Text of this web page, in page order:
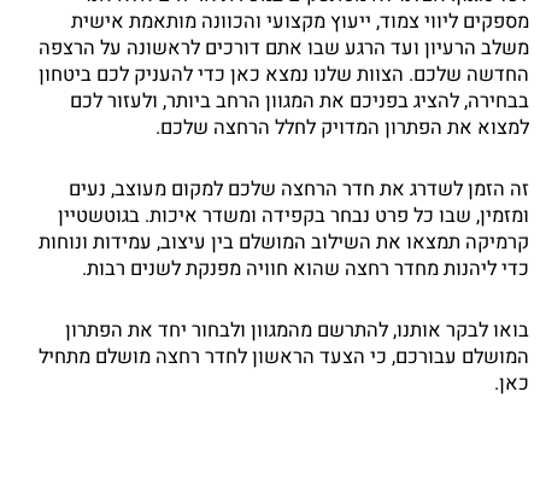
מספקים ליווי צמוד, ייעוץ מקצועי והכוונה מותאמת אישית
משלב הרעיון ועד הרגע שבו אתם דורכים לראשונה על הרצפה
החדשה שלכם. הצוות שלנו נמצא כאן כדי להעניק לכם ביטחון
בבחירה, להציג בפניכם את המגוון הרחב ביותר, ולעזור לכם
למצוא את הפתרון המדויק לחלל הרחצה שלכם.
זה הזמן לשדרג את חדר הרחצה שלכם למקום מעוצב, נעים
ומזמין, שבו כל פרט נבחר בקפידה ומשדר איכות. בגוטשטיין
קרמיקה תמצאו את השילוב המושלם בין עיצוב, עמידות ונוחות
כדי ליהנות מחדר רחצה שהוא חוויה מפנקת לשנים רבות.
בואו לבקר אותנו, להתרשם מהמגוון ולבחור יחד את הפתרון
המושלם עבורכם, כי הצעד הראשון לחדר רחצה מושלם מתחיל
כאן.